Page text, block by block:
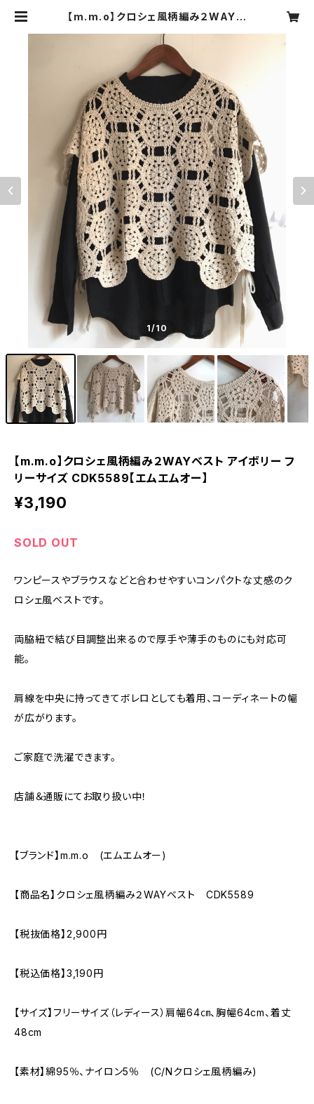
【m.m.o】クロシェ風柄編み２WAYベ
589【エムエムオー】 | cocoa(ココ
ア)ナチュラル服・靴下・ハンドメイド
雑貨・アクセサリーの通販
1/10
【m.m.o】クロシェ風柄編み２WAYベスト アイボリー フ
リーサイズ CDK5589【エムエムオー】
¥3,190
SOLD OUT
ワンピースやブラウスなどと合わせやすいコンパクトな丈感のク
ロシェ風ベストです。
両脇紐で結び目調整出来るので厚手や薄手のものにも対応可
能。
肩線を中央に持ってきてボレロとしても着用、コーディネートの幅
が広がります。
ご家庭で洗濯できます。
店舗＆通販にてお取り扱い中！
【ブランド】m.m.o (エムエムオー)
【商品名】クロシェ風柄編み２WAYベスト CDK5589
【税抜価格】2,900円
【税込価格】3,190円
【サイズ】フリーサイズ（レディース）肩幅64㎝、胸幅64cm、着丈
48cm
【素材】綿95％、ナイロン5％ (C/Nクロシェ風柄編み)